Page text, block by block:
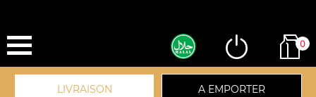
0
LIVRAISON A EMPORTER